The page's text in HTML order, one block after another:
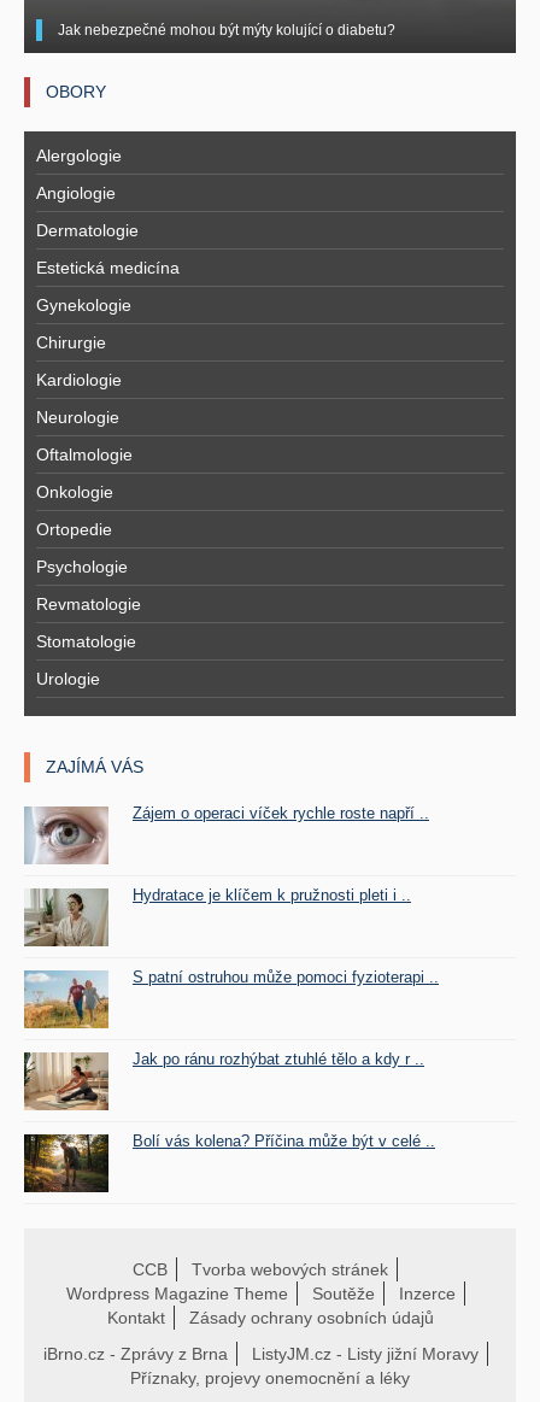
Jak nebezpečné mohou být mýty kolující o diabetu?
OBORY
Alergologie
Angiologie
Dermatologie
Estetická medicína
Gynekologie
Chirurgie
Kardiologie
Neurologie
Oftalmologie
Onkologie
Ortopedie
Psychologie
Revmatologie
Stomatologie
Urologie
ZAJÍMÁ VÁS
Zájem o operaci víček rychle roste napří ..
Hydratace je klíčem k pružnosti pleti i ..
S patní ostruhou může pomoci fyzioterapi ..
Jak po ránu rozhýbat ztuhlé tělo a kdy r ..
Bolí vás kolena? Příčina může být v celé ..
CCB
Tvorba webových stránek
Wordpress Magazine Theme
Soutěže
Inzerce
Kontakt
Zásady ochrany osobních údajů
iBrno.cz - Zprávy z Brna
ListyJM.cz - Listy jižní Moravy
Příznaky, projevy onemocnění a léky